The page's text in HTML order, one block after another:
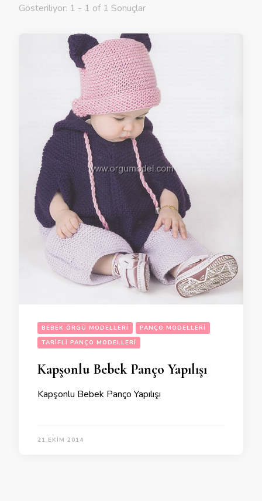
Gösteriliyor: 1 - 1 of 1 Sonuçlar
BEBEK ÖRGÜ MODELLERI
PANÇO MODELLERI
TARIFLI PANÇO MODELLERI
Kapşonlu Bebek Panço Yapılışı
Kapşonlu Bebek Panço Yapılışı
21 EKIM 2014